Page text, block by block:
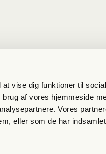
vise dig funktioner til
af vores hjemmeside
Vores
eller som de har